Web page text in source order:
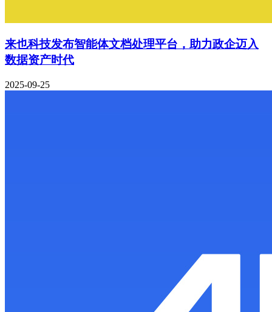
来也科技发布智能体文档处理平台，助力政企迈入
数据资产时代
2025-09-25